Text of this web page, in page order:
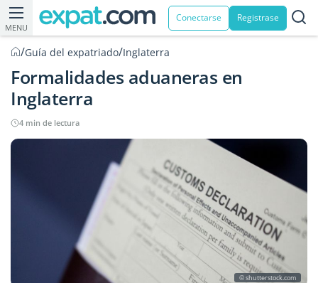
MENU
Conectarse Registrase
/Guía del expatriado/Inglaterra
Formalidades aduaneras en
Inglaterra
4 min de lectura
© shutterstock.com